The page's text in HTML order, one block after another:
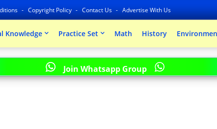
Copyright Policy Contact Us Advertise With Us
Knowledge Practice Set Math History
Join Whatsapp Group